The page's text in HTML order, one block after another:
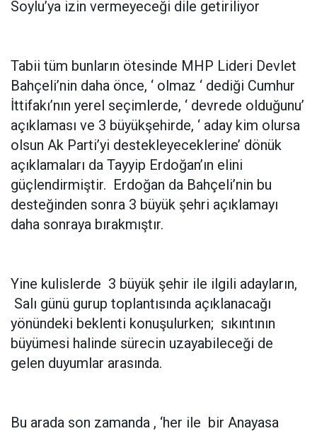
Soylu’ya izin vermeyeceği dile getiriliyor
Tabii tüm bunların ötesinde MHP Lideri Devlet
Bahçeli’nin daha önce, ‘ olmaz ‘ dediği Cumhur
İttifakı’nın yerel seçimlerde, ‘ devrede olduğunu’
açıklaması ve 3 büyükşehirde, ‘ aday kim olursa
olsun Ak Parti’yi destekleyeceklerine’ dönük
açıklamaları da Tayyip Erdoğan’ın elini
güçlendirmiştir. Erdoğan da Bahçeli’nin bu
desteğinden sonra 3 büyük şehri açıklamayı
daha sonraya bırakmıştır.
Yine kulislerde 3 büyük şehir ile ilgili adayların,
Salı günü gurup toplantısında açıklanacağı
yönündeki beklenti konuşulurken; sıkıntının
büyümesi halinde sürecin uzayabileceği de
gelen duyumlar arasında.
Bu arada son zamanda , ‘her ile bir Anayasa